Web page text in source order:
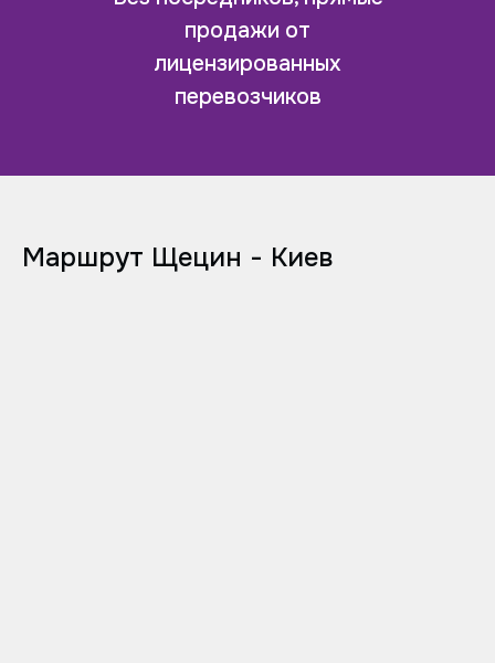
продажи от
лицензированных
перевозчиков
Маршрут Щецин - Киев